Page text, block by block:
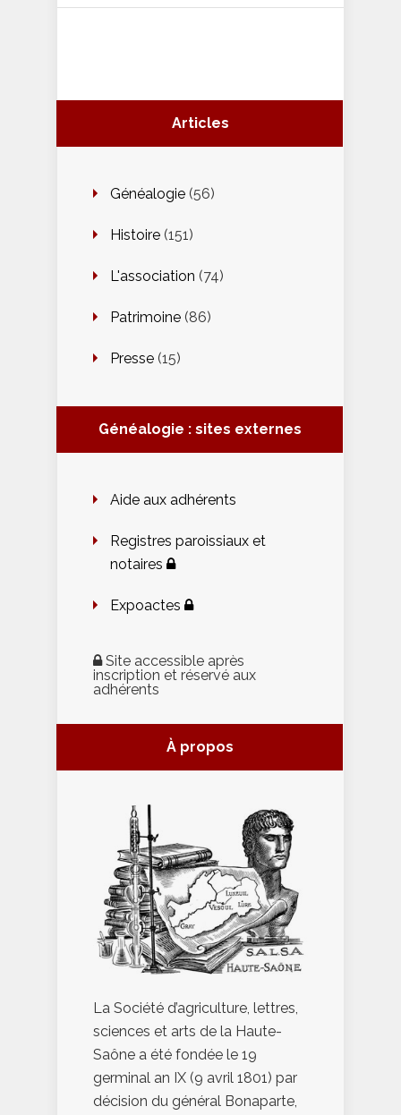
Articles
Généalogie (56)
Histoire (151)
L'association (74)
Patrimoine (86)
Presse (15)
Généalogie : sites externes
Aide aux adhérents
Registres paroissiaux et
notaires
Expoactes
Site accessible après
inscription et réservé aux
adhérents
À propos
La Société d’agriculture, lettres,
sciences et arts de la Haute-
Saône a été fondée le 19
germinal an IX (9 avril 1801) par
décision du général Bonaparte,